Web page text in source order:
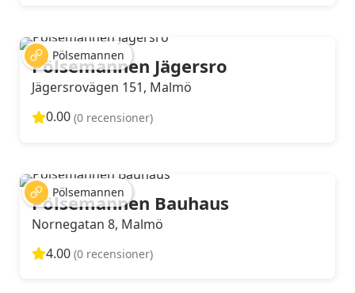
Pölsemannen
Pölsemannen Jägersro
Jägersrovägen 151, Malmö
0.00 (0 recensioner)
Pölsemannen
Pölsemannen Bauhaus
Nornegatan 8, Malmö
4.00 (0 recensioner)